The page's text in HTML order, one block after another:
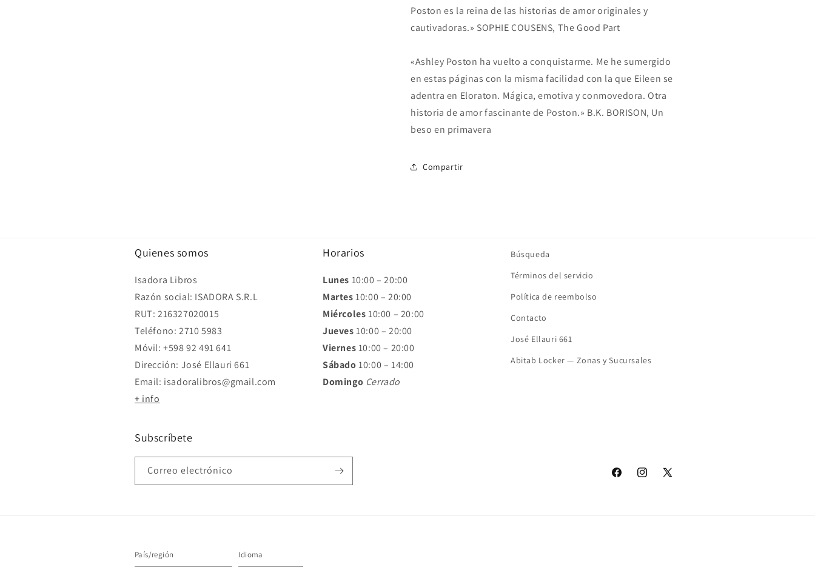
Poston es la reina de las historias de amor originales y
cautivadoras.» SOPHIE COUSENS, The Good Part
«Ashley Poston ha vuelto a conquistarme. Me he sumergido
en estas páginas con la misma facilidad con la que Eileen se
adentra en Eloraton. Mágica, emotiva y conmovedora. Otra
historia de amor fascinante de Poston.» B.K. BORISON, Un
beso en primavera
Compartir
Quienes somos
Isadora Libros
Razón social: ISADORA S.R.L
RUT: 216327020015
Teléfono: 2710 5983
Móvil: +598 92 491 641
Dirección: José Ellauri 661
Email: isadoralibros@gmail.com
+ info
Horarios
Lunes 10:00 – 20:00
Martes10:00 – 20:00
Miércoles10:00 – 20:00
Jueves10:00 – 20:00
Viernes10:00 – 20:00
Sábado10:00 – 14:00
Domingo Cerrado
Búsqueda
Términos del servicio
Política de reembolso
Contacto
José Ellauri 661
Abitab Locker — Zonas y Sucursales
Subscríbete
Correo electrónico
FacebookInstagram
X
País/región Idioma